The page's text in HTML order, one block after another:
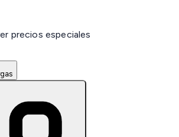
precios especiales